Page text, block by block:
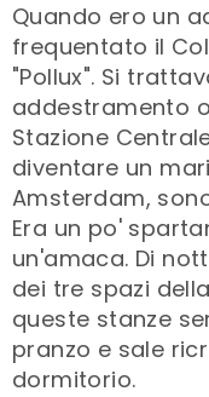
Quando ero un
frequentato il
"Pollux". Si
addestramento
Stazione
diventare un
Amsterdam,
Era un po'
un'amaca. Di
dei tre spazi
queste stanze
pranzo e sale
dormitorio.